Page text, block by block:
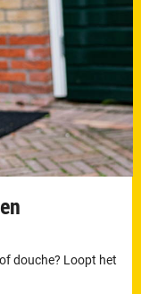
douche? Loopt het